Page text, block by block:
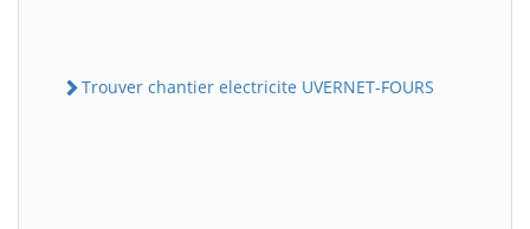
Trouver chantier electricite UVERNET-FOURS